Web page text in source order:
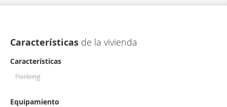
Características de la vivienda
Características
Parking
Equipamiento